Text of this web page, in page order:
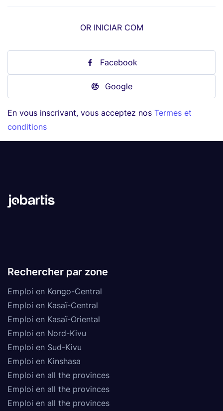
OR INICIAR COM
Facebook
Google
En vous inscrivant, vous acceptez nos Termes et
conditions
Rechercher par zone
Emploi en Kongo-Central
Emploi en Kasaï-Central
Emploi en Kasaï-Oriental
Emploi en Nord-Kivu
Emploi en Sud-Kivu
Emploi en Kinshasa
Emploi en all the provinces
Emploi en all the provinces
Emploi en all the provinces